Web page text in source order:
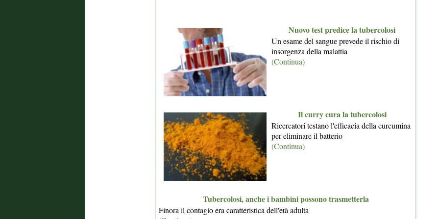
Nuovo test predice la tubercolosi
Un esame del sangue prevede il rischio di
insorgenza della malattia
(Continua)
Il curry cura la tubercolosi
Ricercatori testano l'efficacia della curcumina
per eliminare il batterio
(Continua)
Tubercolosi, anche i bambini possono trasmetterla
Finora il contagio era caratteristica dell'età adulta